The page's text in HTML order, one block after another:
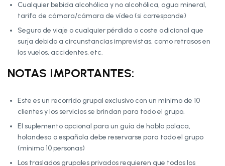
Cualquier bebida alcohólica y no alcohólica, agua mineral,
tarifa de cámara/cámara de vídeo (si corresponde)
Seguro de viaje o cualquier pérdida o coste adicional que
surja debido a circunstancias imprevistas, como retrasos en
los vuelos, accidentes, etc.
NOTAS IMPORTANTES:
Este es un recorrido grupal exclusivo con un mínimo de 10
clientes y los servicios se brindan para todo el grupo.
El suplemento opcional para un guía de habla polaca,
holandesa o española debe reservarse para todo el grupo
(mínimo 10 personas)
Los traslados grupales privados requieren que todos los